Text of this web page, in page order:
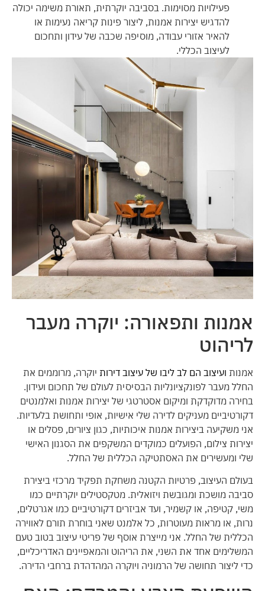
פעילויות מסוימות. בסביבה יוקרתית, תאורת משימה יכולה
להדגיש יצירות אמנות, ליצור פינות קריאה נעימות או
להאיר אזורי עבודה, מוסיפה שכבה של עידון ותחכום
לעיצוב הכללי.
אמנות ותפאורה: יוקרה מעבר
לריהוט
אמנות ועיצוב הם לב ליבו של עיצוב דירות יוקרה, מרוממים את
החלל מעבר לפונקציונליות הבסיסית לעולם של תחכום ועידון.
בחירה מדוקדקת ומיקום אסטרטגי של יצירות אמנות ואלמנטים
דקורטיביים מעניקים לדירה שלי אישיות, אופי ותחושת בלעדיות.
אני משקיעה ביצירות אמנות איכותיות, כגון ציורים, פסלים או
יצירות צילום, הפועלים כמוקדים המשקפים את הסגנון האישי
שלי ומעשירים את האסתטיקה הכללית של החלל.
בעולם העיצוב, פרטיות הקטנה משחקת תפקיד מרכזי ביצירת
סביבה מושכת ומגובשת ויזואלית. מטקסטילים יוקרתיים כמו
משי, קטיפה, או קשמיר, ועד אביזרים דקורטיביים כמו אגרטלים,
נרות, או מראות מעוטרות, כל אלמנט שאני בוחרת תורם לאווירה
הכללית של החלל. אני מייצרת אוסף של פריטי עיצוב בטוב טעם
המשלימים אחד את השני, את הריהוט והמאפיינים האדריכליים,
כדי ליצור תחושה של הרמוניה ויוקרה המהדהדת ברחבי הדירה.